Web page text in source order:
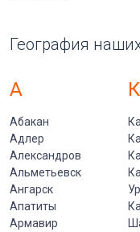
География
А
Абакан
Адлер
Александров
Альметьевск
Ангарск
Апатиты
Армавир
К